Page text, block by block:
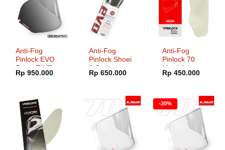
Anti-Fog
Pinlock EVO
ProtecTINT
DKS301
Rp 950.000
Anti-Fog
Pinlock Shoei
J-Cruise
Rp 650.000
Anti-Fog
Pinlock 70
Max Vision
LS2 FF324
Rp 450.000
-20%